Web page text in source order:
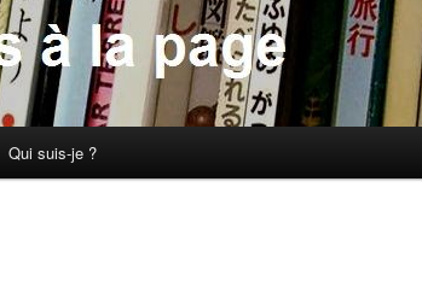
Qui suis-je ?